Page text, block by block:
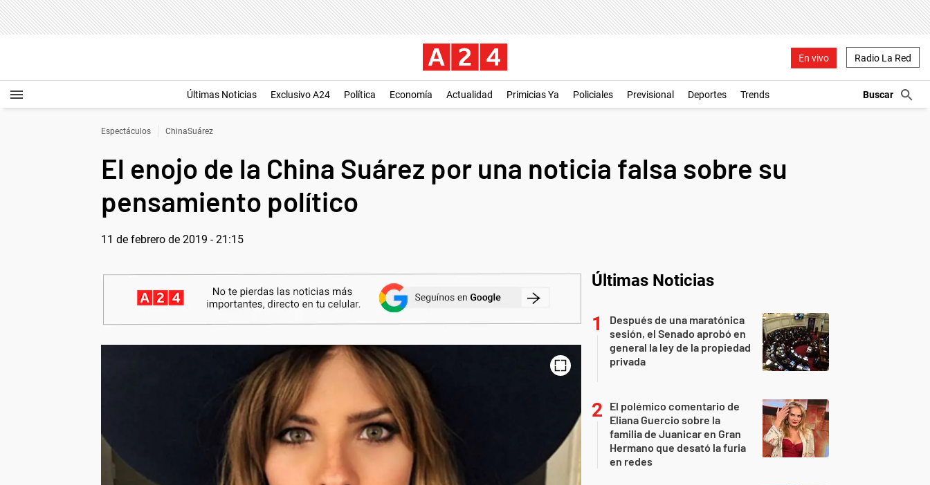
En vivo Radio La Red
Últimas Noticias Exclusivo A24 Política Economía Actualidad Primicias Ya Policiales Previsional Deportes Trends
Espectáculos ChinaSuárez
El enojo de la China Suárez por una noticia falsa sobre su
pensamiento político
11 de febrero de 2019 - 21:15
Últimas Noticias
Después de una maratónica
sesión, el Senado aprobó en
general la ley de la propiedad
privada
El polémico comentario de
Eliana Guercio sobre la
familia de Juanicar en Gran
Hermano que desató la furia
en redes